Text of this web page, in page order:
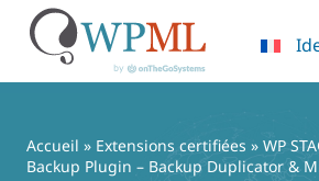
contenu
Accueil » Extensions certifiées » WP
Backup Plugin – Backup Duplicator &